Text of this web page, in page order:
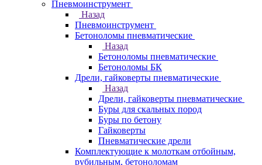
Пневмоинструмент
Назад
Пневмоинструмент
Бетоноломы пневматические
Назад
Бетоноломы пневматические
Бетоноломы БК
Дрели, гайковерты пневматические
Назад
Дрели, гайковерты пневматические
Буры для скальных пород
Буры по бетону
Гайковерты
Пневматические дрели
Комплектующие к молоткам отбойным,
рубильным, бетоноломам